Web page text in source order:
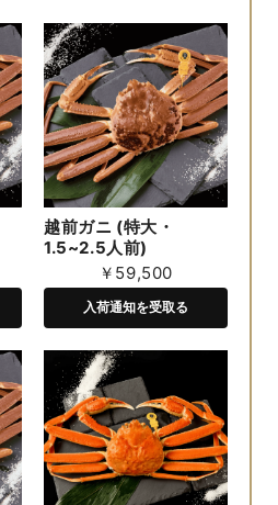
越前ガニ (特大・
1.5~2.5人前)
￥59,500
入荷通知を受取る